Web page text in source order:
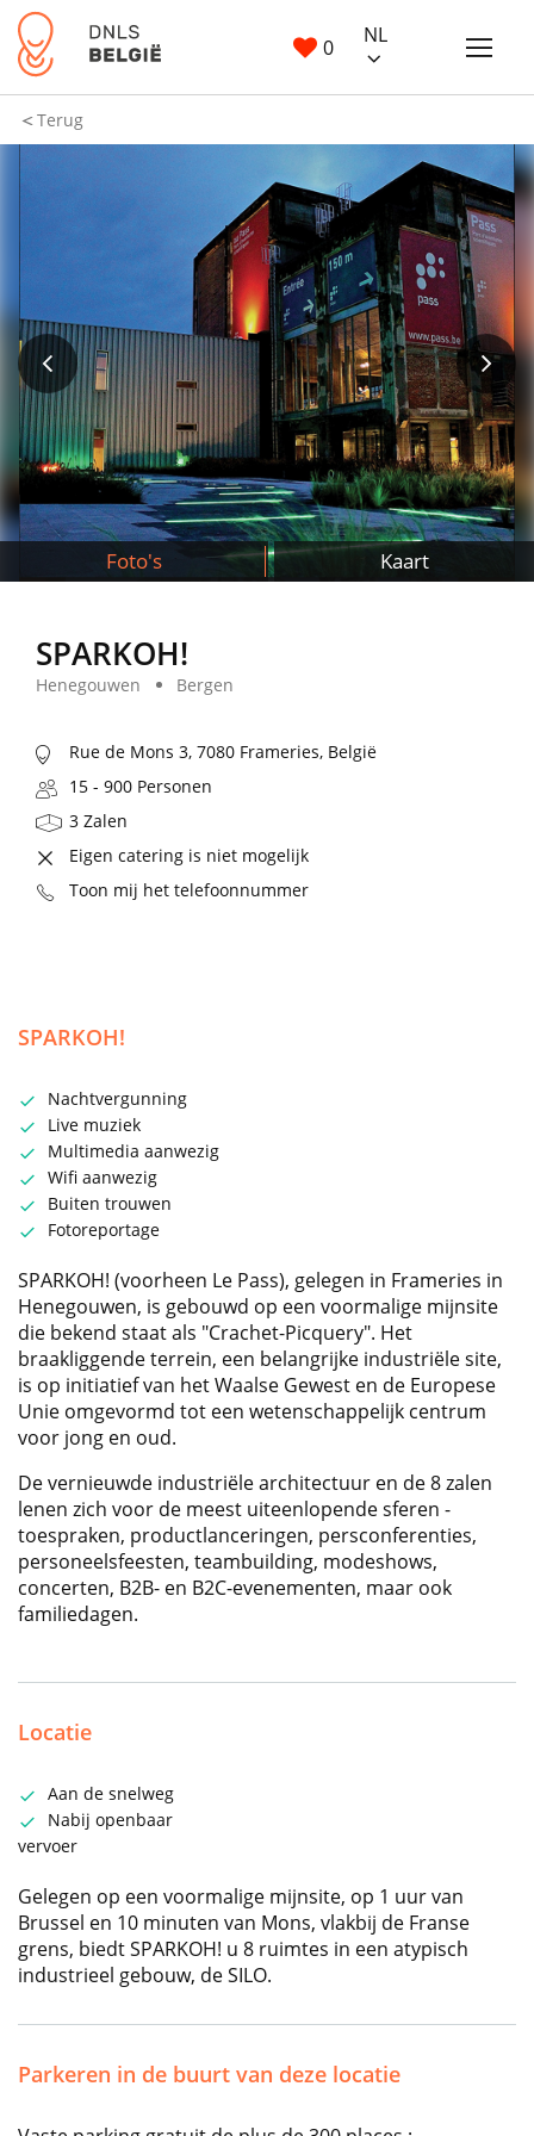
0 NL
Terug
Foto's Kaart
SPARKOH!
Henegouwen Bergen
Rue de Mons 3, 7080 Frameries, België
15 - 900 Personen
3 Zalen
Eigen catering is niet mogelijk
Toon mij het telefoonnummer
SPARKOH!
Nachtvergunning
Live muziek
Multimedia aanwezig
Wifi aanwezig
Buiten trouwen
Fotoreportage
SPARKOH! (voorheen Le Pass), gelegen in Frameries in
Henegouwen, is gebouwd op een voormalige mijnsite
die bekend staat als "Crachet-Picquery". Het
braakliggende terrein, een belangrijke industriële site,
is op initiatief van het Waalse Gewest en de Europese
Unie omgevormd tot een wetenschappelijk centrum
voor jong en oud.
De vernieuwde industriële architectuur en de 8 zalen
lenen zich voor de meest uiteenlopende sferen -
toespraken, productlanceringen, persconferenties,
personeelsfeesten, teambuilding, modeshows,
concerten, B2B- en B2C-evenementen, maar ook
familiedagen.
Locatie
Aan de snelweg
Nabij openbaar
vervoer
Gelegen op een voormalige mijnsite, op 1 uur van
Brussel en 10 minuten van Mons, vlakbij de Franse
grens, biedt SPARKOH! u 8 ruimtes in een atypisch
industrieel gebouw, de SILO.
Parkeren in de buurt van deze locatie